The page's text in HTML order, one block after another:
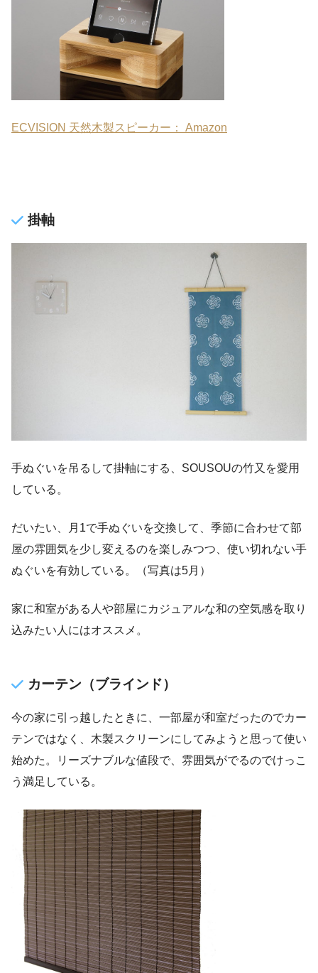
ECVISION 天然木製スピーカー： Amazon
掛軸
手ぬぐいを吊るして掛軸にする、SOUSOUの竹又を愛用
している。
だいたい、月1で手ぬぐいを交換して、季節に合わせて部
屋の雰囲気を少し変えるのを楽しみつつ、使い切れない手
ぬぐいを有効している。（写真は5月）
家に和室がある人や部屋にカジュアルな和の空気感を取り
込みたい人にはオススメ。
カーテン（ブラインド）
今の家に引っ越したときに、一部屋が和室だったのでカー
テンではなく、木製スクリーンにしてみようと思って使い
始めた。リーズナブルな値段で、雰囲気がでるのでけっこ
う満足している。